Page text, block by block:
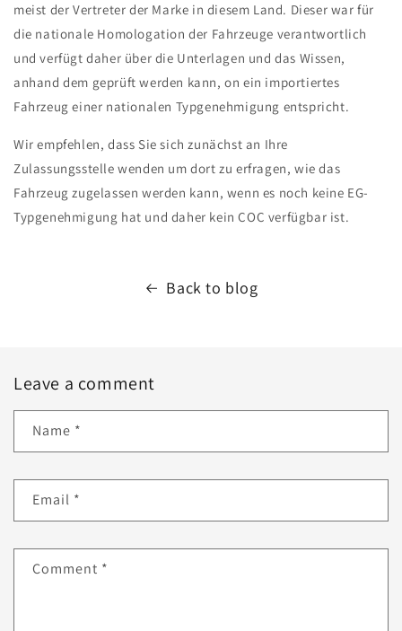
meist der Vertreter der Marke in diesem Land. Dieser war für
die nationale Homologation der Fahrzeuge verantwortlich
und verfügt daher über die Unterlagen und das Wissen,
anhand dem geprüft werden kann, on ein importiertes
Fahrzeug einer nationalen Typgenehmigung entspricht.
Wir empfehlen, dass Sie sich zunächst an Ihre
Zulassungsstelle wenden um dort zu erfragen, wie das
Fahrzeug zugelassen werden kann, wenn es noch keine EG-
Typgenehmigung hat und daher kein COC verfügbar ist.
Back to blog
Leave a comment
Name *
Email *
Comment *